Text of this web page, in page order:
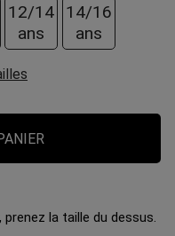
12/14
ans
14/16
ans
la taille du dessus.